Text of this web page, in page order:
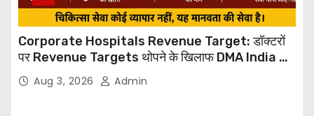
Corporate Hospitals Revenue Target: डॉक्टरों
पर Revenue Targets थोपने के खिलाफ DMA India का
बड़ा कदम, NHRC से Suo Motu जांच की मांग
Aug 3, 2026 Admin